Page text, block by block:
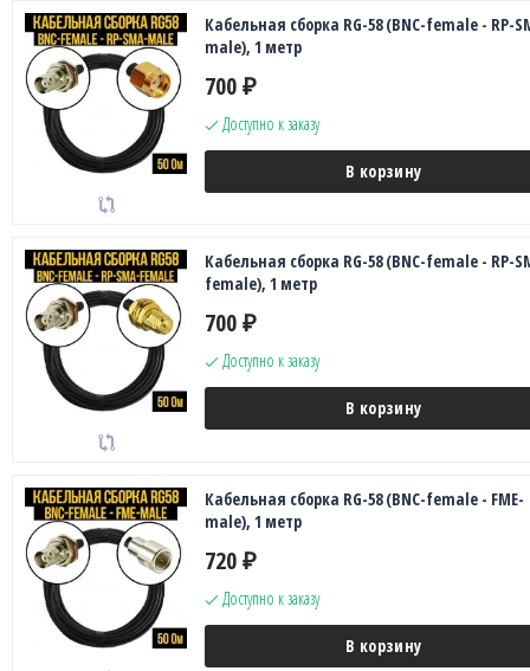
Кабельная сборка RG-58 (BNC-female - RP-
male), 1 метр
700 ₽
Доступно к заказу
В корзину
Кабельная сборка RG-58 (BNC-female - RP-
female), 1 метр
700 ₽
Доступно к заказу
В корзину
Кабельная сборка RG-58 (BNC-female - FME-
male), 1 метр
720 ₽
Доступно к заказу
В корзину